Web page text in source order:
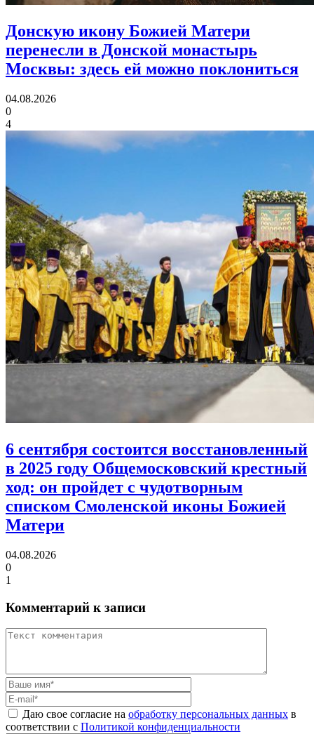
Донскую икону Божией Матери
перенесли в Донской монастырь
Москвы: здесь ей можно поклониться
04.08.2026
0
4
6 сентября состоится восстановленный
в 2025 году Общемосковский крестный
ход: он пройдет с чудотворным
списком Смоленской иконы Божией
Матери
04.08.2026
0
1
Комментарий к записи
Даю свое согласие на обработку персональных данных в
соответствии с Политикой конфиденциальности